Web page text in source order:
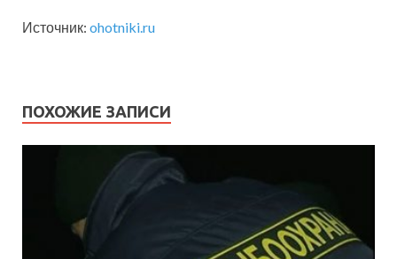
Источник: ohotniki.ru
ПОХОЖИЕ ЗАПИСИ